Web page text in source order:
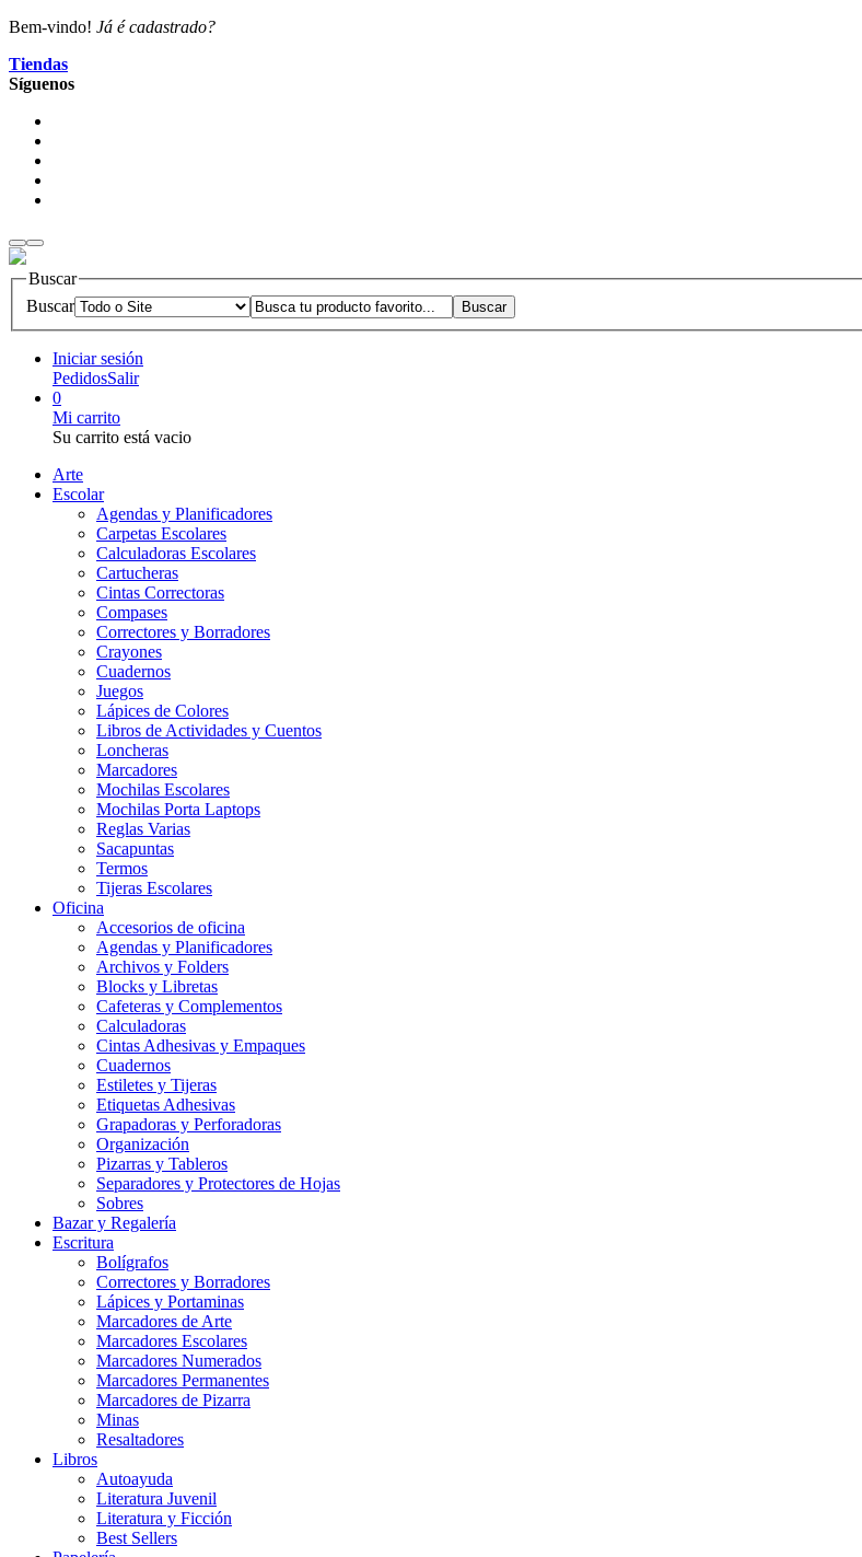
Bem-vindo! Já é cadastrado?
Tiendas
Síguenos
Buscar
Buscar
Iniciar sesión
PedidosSalir
0
Mi carrito
Su carrito está vacio
Arte
Escolar
Agendas y Planificadores
Carpetas Escolares
Calculadoras Escolares
Cartucheras
Cintas Correctoras
Compases
Correctores y Borradores
Crayones
Cuadernos
Juegos
Lápices de Colores
Libros de Actividades y Cuentos
Loncheras
Marcadores
Mochilas Escolares
Mochilas Porta Laptops
Reglas Varias
Sacapuntas
Termos
Tijeras Escolares
Oficina
Accesorios de oficina
Agendas y Planificadores
Archivos y Folders
Blocks y Libretas
Cafeteras y Complementos
Calculadoras
Cintas Adhesivas y Empaques
Cuadernos
Estiletes y Tijeras
Etiquetas Adhesivas
Grapadoras y Perforadoras
Organización
Pizarras y Tableros
Separadores y Protectores de Hojas
Sobres
Bazar y Regalería
Escritura
Bolígrafos
Correctores y Borradores
Lápices y Portaminas
Marcadores de Arte
Marcadores Escolares
Marcadores Numerados
Marcadores Permanentes
Marcadores de Pizarra
Minas
Resaltadores
Libros
Autoayuda
Literatura Juvenil
Literatura y Ficción
Best Sellers